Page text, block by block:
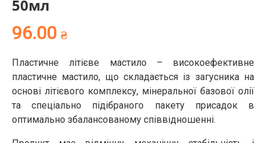
50мл
96.00 ₴
Пластичне літієве мастило – високоефективне
пластичне мастило, що складається із загусника на
основі літієвого комплексу, мінеральної базової олії
та спеціально підібраного пакету присадок в
оптимально збалансованому співвідношенні.